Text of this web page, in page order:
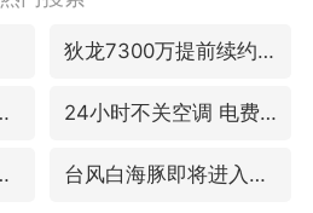
狄龙7300万提前续约值不值
已成定局 24小时不关空调 电费会更低吗
沿海登陆 台风白海豚即将进入48小时警戒线